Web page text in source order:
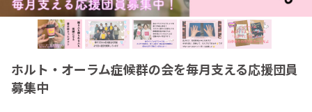
ホルト・オーラム症候群の会を毎月支える応援団員
募集中